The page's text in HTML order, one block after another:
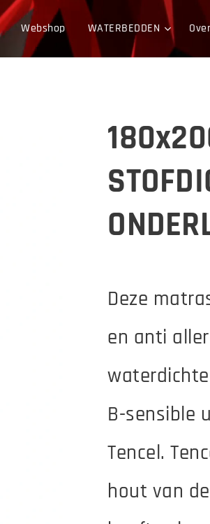
Webshop WATERBEDDEN
Deze
en anti
B-sensible
Tencel.
hout van